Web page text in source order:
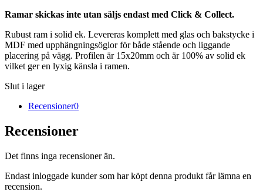
Ramar skickas inte utan säljs endast med Click & Collect.
Rubust ram i solid ek. Levereras komplett med glas och bakstycke i
MDF med upphängningsöglor för både stående och liggande
placering på vägg. Profilen är 15x20mm och är 100% av solid ek
vilket ger en lyxig känsla i ramen.
Slut i lager
Recensioner0
Recensioner
Det finns inga recensioner än.
Endast inloggade kunder som har köpt denna produkt får lämna en
recension.